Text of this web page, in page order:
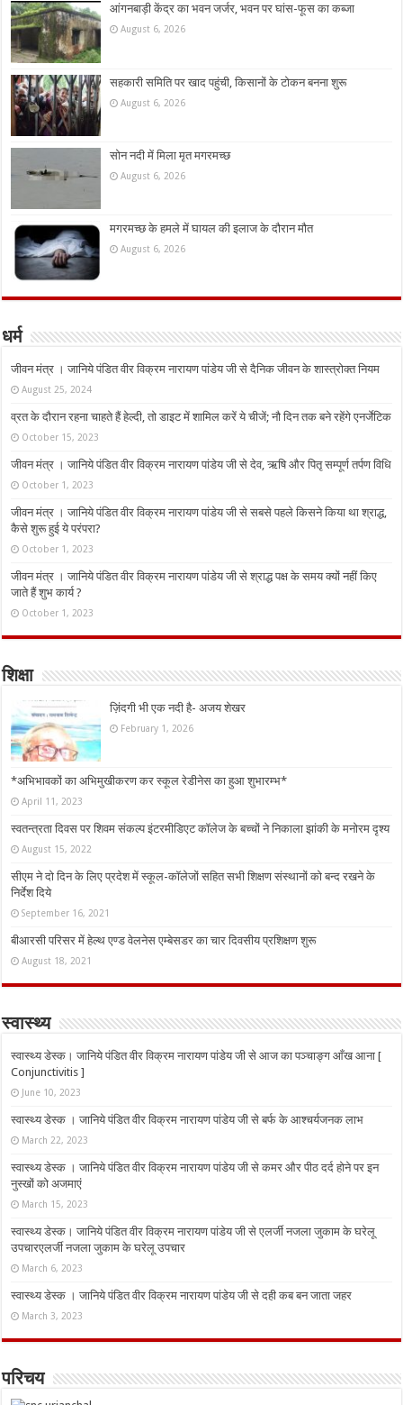
आंगनबाड़ी केंद्र का भवन जर्जर, भवन पर घांस-फूस का कब्जा
August 6, 2026
सहकारी समिति पर खाद पहुंची, किसानों के टोकन बनना शुरू
August 6, 2026
सोन नदी में मिला मृत मगरमच्छ
August 6, 2026
मगरमच्छ के हमले में घायल की इलाज के दौरान मौत
August 6, 2026
धर्म
जीवन मंत्र । जानिये पंडित वीर विक्रम नारायण पांडेय जी से दैनिक जीवन के शास्त्रोक्त नियम
August 25, 2024
व्रत के दौरान रहना चाहते हैं हेल्दी, तो डाइट में शामिल करें ये चीजें; नौ दिन तक बने रहेंगे एनर्जेटिक
October 15, 2023
जीवन मंत्र । जानिये पंडित वीर विक्रम नारायण पांडेय जी से देव, ऋषि और पितृ सम्पूर्ण तर्पण विधि
October 1, 2023
जीवन मंत्र । जानिये पंडित वीर विक्रम नारायण पांडेय जी से सबसे पहले किसने किया था श्राद्ध,
कैसे शुरू हुई ये परंपरा?
October 1, 2023
जीवन मंत्र । जानिये पंडित वीर विक्रम नारायण पांडेय जी से श्राद्ध पक्ष के समय क्यों नहीं किए
जाते हैं शुभ कार्य ?
October 1, 2023
शिक्षा
ज़िंदगी भी एक नदी है- अजय शेखर
February 1, 2026
*अभिभावकों का अभिमुखीकरण कर स्कूल रेडीनेस का हुआ शुभारम्भ*
April 11, 2023
स्वतन्त्रता दिवस पर शिवम संकल्प इंटरमीडिएट कॉलेज के बच्चों ने निकाला झांकी के मनोरम दृश्य
August 15, 2022
सीएम ने दो दिन के लिए प्रदेश में स्कूल-कॉलेजों सहित सभी शिक्षण संस्थानों को बन्द रखने के
निर्देश दिये
September 16, 2021
बीआरसी परिसर में हेल्थ एण्ड वेलनेस एम्बेसडर का चार दिवसीय प्रशिक्षण शुरू
August 18, 2021
स्वास्थ्य
स्वास्थ्य डेस्क। जानिये पंडित वीर विक्रम नारायण पांडेय जी से आज का पञ्चाङ्ग आँख आना [
Conjunctivitis ]
June 10, 2023
स्वास्थ्य डेस्क । जानिये पंडित वीर विक्रम नारायण पांडेय जी से बर्फ के आश्चर्यजनक लाभ
March 22, 2023
स्वास्थ्य डेस्क । जानिये पंडित वीर विक्रम नारायण पांडेय जी से कमर और पीठ दर्द होने पर इन
नुस्‍खों को अजमाएं
March 15, 2023
स्वास्थ्य डेस्क। जानिये पंडित वीर विक्रम नारायण पांडेय जी से एलर्जी नजला जुकाम के घरेलू
उपचारएलर्जी नजला जुकाम के घरेलू उपचार
March 6, 2023
स्वास्थ्य डेस्क । जानिये पंडित वीर विक्रम नारायण पांडेय जी से दही कब बन जाता जहर
March 3, 2023
परिचय